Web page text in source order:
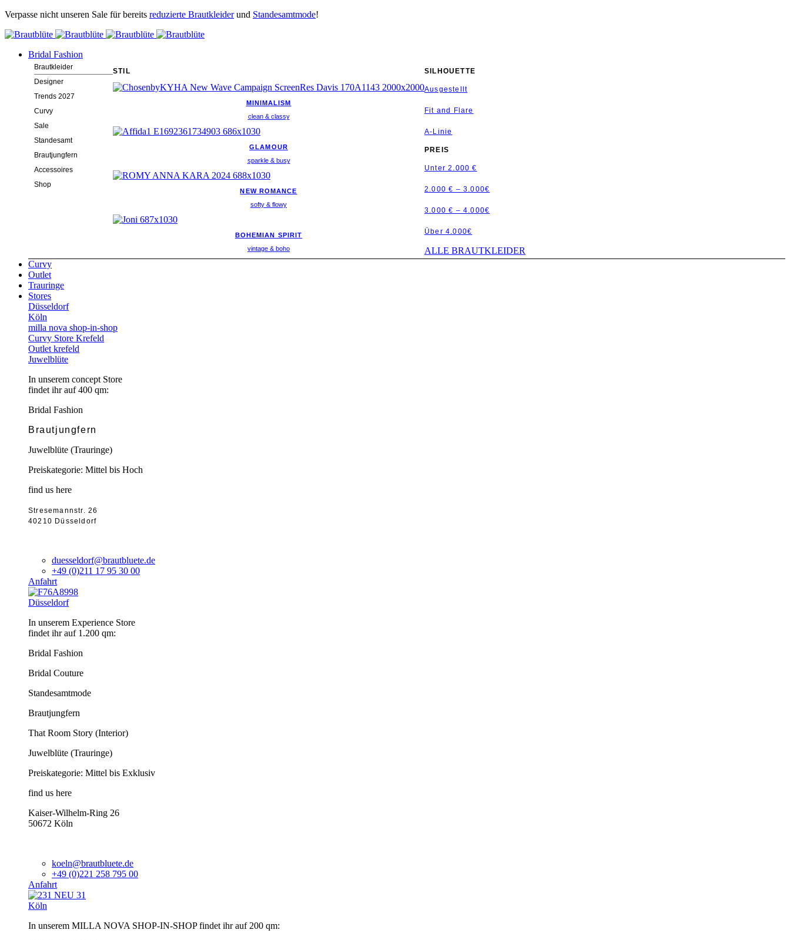
Verpasse nicht unseren Sale für bereits reduzierte Brautkleiderund Standesamtmode!
Bridal Fashion
Brautkleider
Designer
Trends 2027
Curvy
Sale
Standesamt
Brautjungfern
Accessoires
Shop
STIL
MINIMALISM
clean & classy
GLAMOUR
sparkle & busy
NEW ROMANCE
softy & flowy
BOHEMIAN SPIRIT
vintage & boho
SILHOUETTE
Ausgestellt
Fit and Flare
A-Linie
PREIS
Unter 2.000 €
2.000 € – 3.000€
3.000 € – 4.000€
Über 4.000€
ALLE BRAUTKLEIDER
Curvy
Outlet
Trauringe
Stores
Düsseldorf
Köln
milla nova shop-in-shop
Curvy Store Krefeld
Outlet krefeld
Juwelblüte
In unserem concept Store
findet ihr auf 400 qm:
Bridal Fashion
Brautjungfern
Juwelblüte (Trauringe)
Preiskategorie: Mittel bis Hoch
find us here
Stresemannstr. 26
40210 Düsseldorf
duesseldorf@brautbluete.de
+49 (0)211 17 95 30 00
Anfahrt
Düsseldorf
In unserem Experience Store
findet ihr auf 1.200 qm:
Bridal Fashion
Bridal Couture
Standesamtmode
Brautjungfern
That Room Story (Interior)
Juwelblüte (Trauringe)
Preiskategorie: Mittel bis Exklusiv
find us here
Kaiser-Wilhelm-Ring 26
50672 Köln
koeln@brautbluete.de
+49 (0)221 258 795 00
Anfahrt
Köln
In unserem MILLA NOVA SHOP-IN-SHOP findet ihr auf 200 qm: